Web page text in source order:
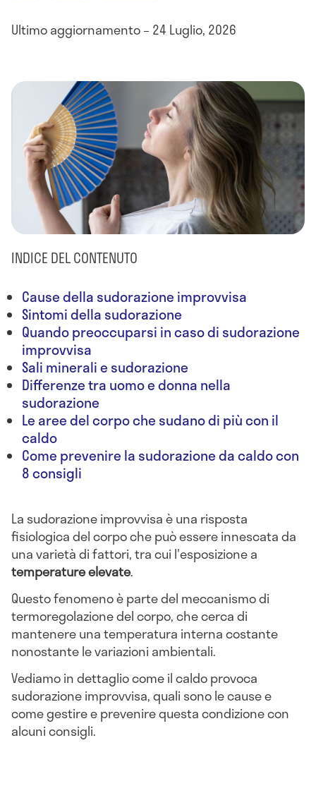
Ultimo aggiornamento – 24 Luglio, 2026
INDICE DEL CONTENUTO
Cause della sudorazione improvvisa
Sintomi della sudorazione
Quando preoccuparsi in caso di sudorazione
improvvisa
Sali minerali e sudorazione
Differenze tra uomo e donna nella
sudorazione
Le aree del corpo che sudano di più con il
caldo
Come prevenire la sudorazione da caldo con
8 consigli
La sudorazione improvvisa è una risposta
fisiologica del corpo che può essere innescata da
una varietà di fattori, tra cui l'esposizione a
temperature elevate.
Questo fenomeno è parte del meccanismo di
termoregolazione del corpo, che cerca di
mantenere una temperatura interna costante
nonostante le variazioni ambientali.
Vediamo in dettaglio come il caldo provoca
sudorazione improvvisa, quali sono le cause e
come gestire e prevenire questa condizione con
alcuni consigli.